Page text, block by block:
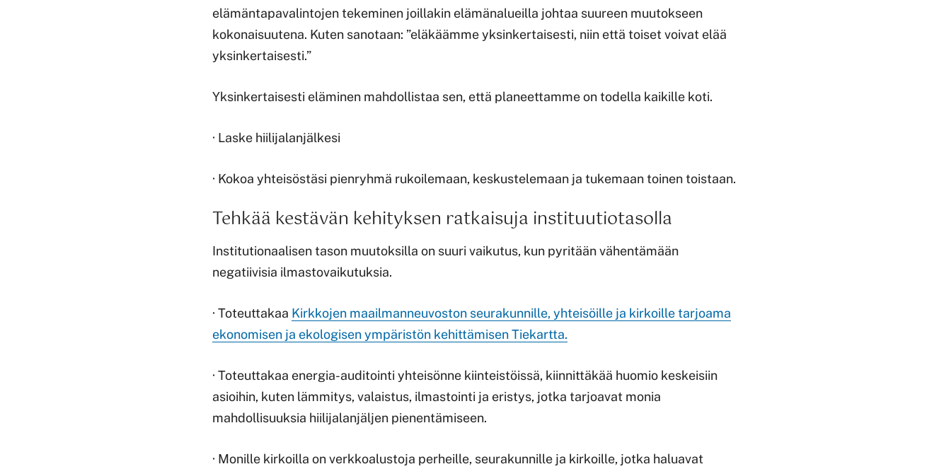
elämäntapavalintojen tekeminen joillakin elämänalueilla johtaa suureen muutokseen
kokonaisuutena. Kuten sanotaan: ”eläkäämme yksinkertaisesti, niin että toiset voivat elää
yksinkertaisesti.”
Yksinkertaisesti eläminen mahdollistaa sen, että planeettamme on todella kaikille koti.
· Laske hiilijalanjälkesi
· Kokoa yhteisöstäsi pienryhmä rukoilemaan, keskustelemaan ja tukemaan toinen toistaan.
Tehkää kestävän kehityksen ratkaisuja instituutiotasolla
Institutionaalisen tason muutoksilla on suuri vaikutus, kun pyritään vähentämään
negatiivisia ilmastovaikutuksia.
· Toteuttakaa Kirkkojen maailmanneuvoston seurakunnille, yhteisöille ja kirkoille tarjoama
ekonomisen ja ekologisen ympäristön kehittämisen Tiekartta.
· Toteuttakaa energia-auditointi yhteisönne kiinteistöissä, kiinnittäkää huomio keskeisiin
asioihin, kuten lämmitys, valaistus, ilmastointi ja eristys, jotka tarjoavat monia
mahdollisuuksia hiilijalanjäljen pienentämiseen.
· Monille kirkoilla on verkkoalustoja perheille, seurakunnille ja kirkoille, jotka haluavat